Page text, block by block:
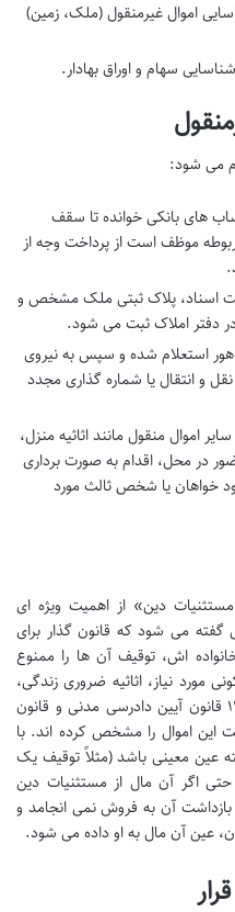
اموال غیرمنقول (ملک، زمین)
سهام و اوراق بهادار.
می شود:
های بانکی خوانده تا سقف
موظف است از پرداخت وجه از
ثبت اسناد، پلاک ثبتی ملک مشخص و
دفتر املاک ثبت می شود.
استعلام شده و سپس به نیروی
و انتقال یا شماره گذاری مجدد
اموال منقول مانند اثاثیه منزل،
در محل، اقدام به صورت برداری
خواهان یا شخص ثالث مورد
دین» از اهمیت ویژه ای
گفته می شود که قانون گذار برای
اش، توقیف آن ها را ممنوع
نیاز، اثاثیه ضروری زندگی،
ابزار کار و حرفه، و… می شود. ماده ۱۲۹ قانون آیین دادرسی مدنی و قانون
این اموال را مشخص کرده اند. با
عین معینی باشد (مثلاً توقیف یک
اگر آن مال از مستثنیات دین
آن به فروش نمی انجامد و
عین آن مال به او داده می شود.